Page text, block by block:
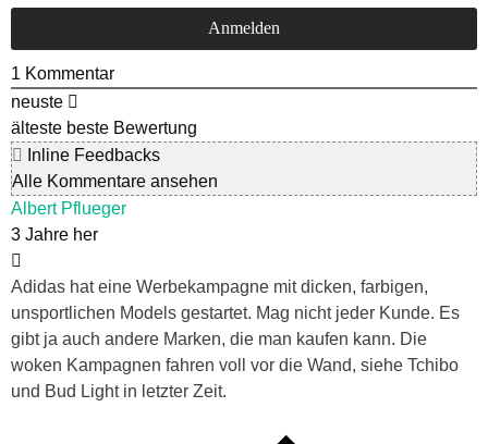
1 Kommentar
neuste
älteste beste Bewertung
Inline Feedbacks
Alle Kommentare ansehen
Albert Pflueger
3 Jahre her
Adidas hat eine Werbekampagne mit dicken, farbigen,
unsportlichen Models gestartet. Mag nicht jeder Kunde. Es
gibt ja auch andere Marken, die man kaufen kann. Die
woken Kampagnen fahren voll vor die Wand, siehe Tchibo
und Bud Light in letzter Zeit.